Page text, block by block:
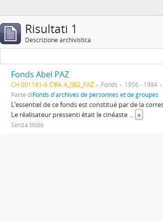
Risultati 1
Descrizione archivistica
Fonds Abel PAZ
CH 001181-6 CIRA A_062_PAZ Fonds
1956 - 1994
Parte diFonds d'archives de personnes et de groupes
L’essentiel de ce fonds est constitué par de la
Le réalisateur pressenti était le cinéaste ... »
Senza titolo